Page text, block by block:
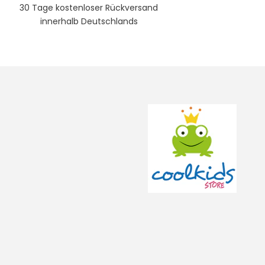
30 Tage kostenloser Rückversand
innerhalb Deutschlands